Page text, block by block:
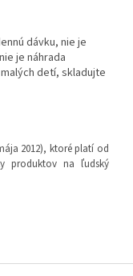
dávku, nie je
je náhrada
detí, skladujte
2012), ktoré platí od
produktov na ľudský